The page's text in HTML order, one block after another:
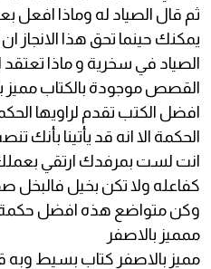
ثم قال الصياد له وماذا افعل
يمكنك حينما تحق هذا الانجاز
الصياد في سخرية و ماذا
القصص موجودة بالكتاب مميز
افضل الكتب تقدم لراويها
الحكمة الا انه قد يأتينا بأنك
انت لست بمرفدك ارتقي بعملك
كفاعله ولا تكن بخيل
وكن متواضع هذه افضل حكمة
ممميز بالاصفر
مميز بالاصفر كتاب بسيط